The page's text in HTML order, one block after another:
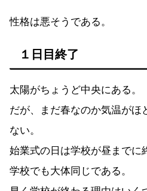
性格は悪そうである。
１日目終了
太陽がちょうど中央にある。
だが、まだ春なのか気温がほ
ない。
始業式の日は学校が昼までに
学校でも大体同じである。